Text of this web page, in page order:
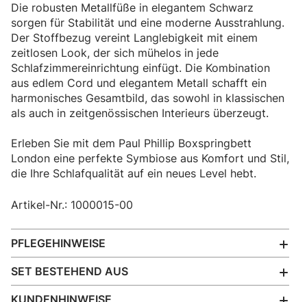
Die robusten Metallfüße in elegantem Schwarz
sorgen für Stabilität und eine moderne Ausstrahlung.
Der Stoffbezug vereint Langlebigkeit mit einem
zeitlosen Look, der sich mühelos in jede
Schlafzimmereinrichtung einfügt. Die Kombination
aus edlem Cord und elegantem Metall schafft ein
harmonisches Gesamtbild, das sowohl in klassischen
als auch in zeitgenössischen Interieurs überzeugt.
Erleben Sie mit dem Paul Phillip Boxspringbett
London eine perfekte Symbiose aus Komfort und Stil,
die Ihre Schlafqualität auf ein neues Level hebt.
Artikel-Nr.: 1000015-00
PFLEGEHINWEISE
SET BESTEHEND AUS